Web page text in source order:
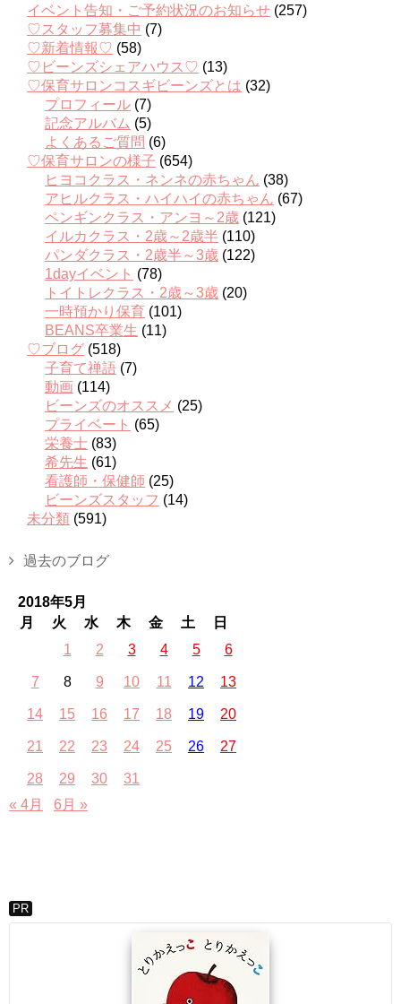
イベント告知・ご予約状況のお知らせ (257)
♡スタッフ募集中 (7)
♡新着情報♡ (58)
♡ビーンズシェアハウス♡ (13)
♡保育サロンコスギビーンズとは (32)
プロフィール (7)
記念アルバム (5)
よくあるご質問 (6)
♡保育サロンの様子 (654)
ヒヨコクラス・ネンネの赤ちゃん (38)
アヒルクラス・ハイハイの赤ちゃん (67)
ペンギンクラス・アンヨ～2歳 (121)
イルカクラス・2歳～2歳半 (110)
パンダクラス・2歳半～3歳 (122)
1dayイベント (78)
トイトレクラス・2歳～3歳 (20)
一時預かり保育 (101)
BEANS卒業生 (11)
♡ブログ (518)
子育て禅語 (7)
動画 (114)
ビーンズのオススメ (25)
プライベート (65)
栄養士 (83)
希先生 (61)
看護師・保健師 (25)
ビーンズスタッフ (14)
未分類 (591)
過去のブログ
2018年5月
月
火 水 木 金 土
日
1
2 3 4 5 6
7 8 9 10 11 12 13
14 15 16 17 18 19 20
21 22 23 24 25 26 27
28 29 30
31
« 4月
6月 »
PR